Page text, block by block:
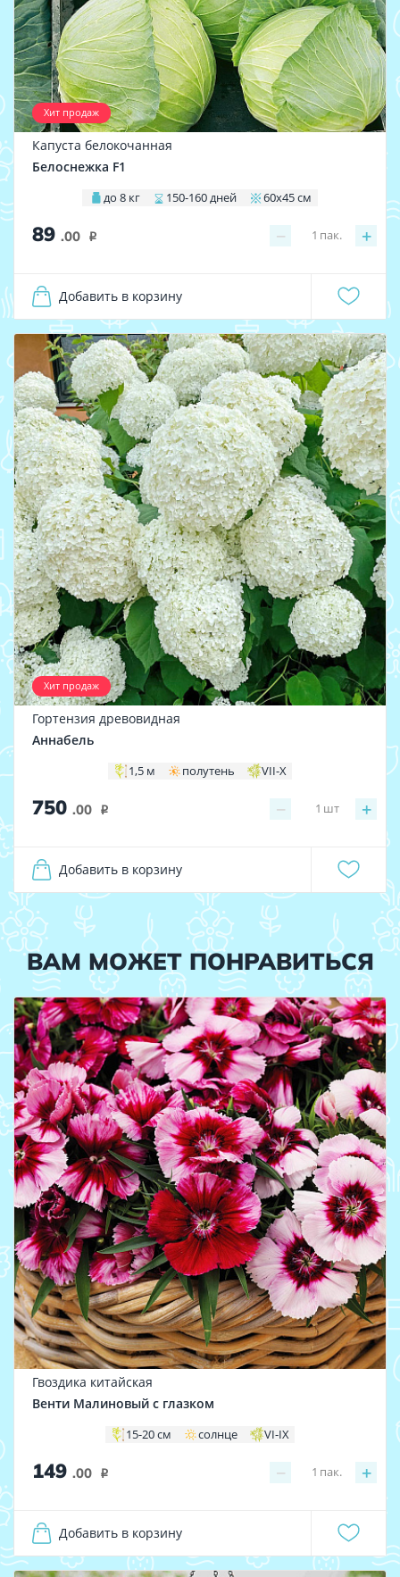
Хит продаж
Капуста белокочанная
Белоснежка F1
до 8 кг 150-160 дней 60х45 см
89 .00 i − +
1 пак.
Добавить в корзину
Хит продаж
Гортензия древовидная
Аннабель
1,5 м полутень VII-X
750 .00 i − +
1 шт
Добавить в корзину
ВАМ МОЖЕТ ПОНРАВИТЬСЯ
Гвоздика китайская
Венти Малиновый с глазком
15-20 см солнце VI-IX
149 .00 i − +
1 пак.
Добавить в корзину